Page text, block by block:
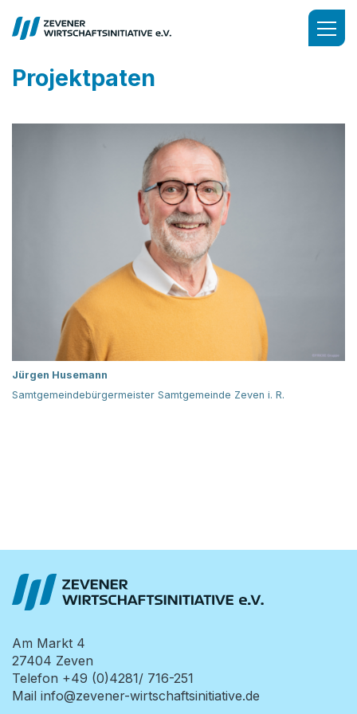
Projektpaten
Jürgen Husemann
Samtgemeindebürgermeister Samtgemeinde Zeven i. R.
Am Markt 4
27404 Zeven
Telefon +49 (0)4281/ 716-251
Mail info@zevener-wirtschaftsinitiative.de